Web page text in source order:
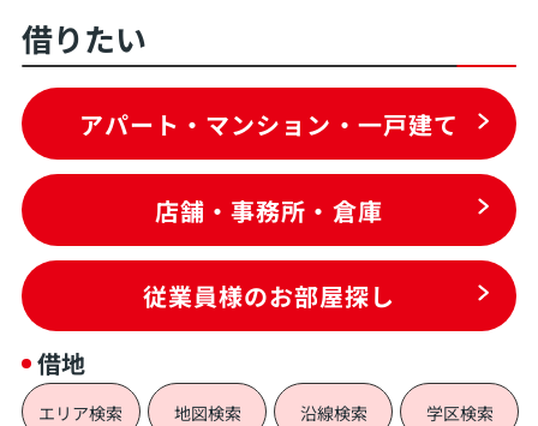
借りたい
アパート・マンション・一戸建て
店舗・事務所・倉庫
従業員様のお部屋探し
借地
エリア検索 地図検索 沿線検索 学区検索